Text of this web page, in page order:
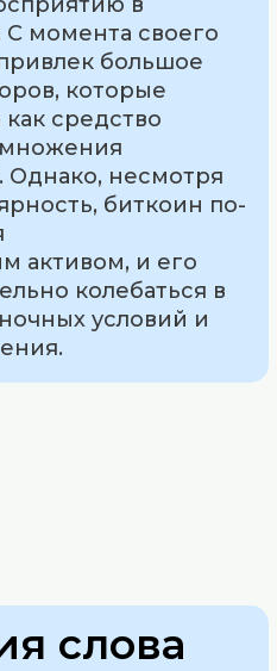
С момента своего
большое
которые
средство
Однако, несмотря
биткоин по-
активом, и его
колебаться в
условий и
слова